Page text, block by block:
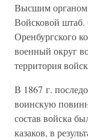
Высшим органом
Войсковой штаб.
Оренбургского
военный округ
территория
В 1867 г.
воинскую
состав войска
казаков, в